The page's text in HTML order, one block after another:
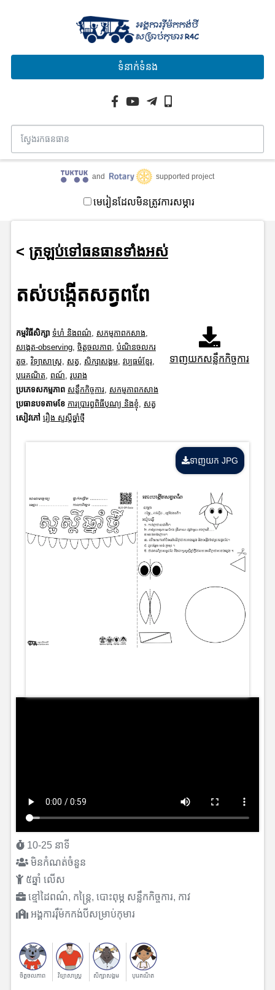
ទំនាក់ទំនង
and supported project
មេរៀនដែលមិនត្រូវការសម្ភារ
< ត្រឡប់ទៅធនធានទាំងអស់
តស់បង្កើតសត្វពពែ
ទាញយកសន្លឹកកិច្ចការ
កម្មវិធីសិក្សា ទំហំ និងពណ៌ សកម្មភាពកសាង
សង្កេត-observing, ចិត្តចលភាព បំណិនចលករ
តូច វិទ្យាសាស្រ្ត សត្វ សិក្សាសង្គម, វប្បធម៌ខ្មែរ,
បុរេគណិត
ពណ៍ រូបរាង
ប្រភេទសកម្មភាព សន្លឹកកិច្ចការ, សកម្មភាពកសាង
ប្រធានបទតាមខែ ការប្រារព្ធពិធីបុណ្យ និងខ្ញុំ
សត្វ
សៀវភៅ រឿង សួស្តីឆ្នាំថ្មី
ទាញយក JPG
10-25 នាទី
មិនកំណត់ចំនួន
៥ឆ្នាំ លើស
ខ្មៅដៃពណ៌, កន្ត្រៃ, បោះពុម្ភ សន្លឹកកិច្ចការ, កាវ
អង្គការរុឺម៉កកង់បីសម្រាប់កុមារ
ចិត្តចលភាព វិទ្យាសាស្រ្ត សិក្សាសង្គម បុរេគណិត